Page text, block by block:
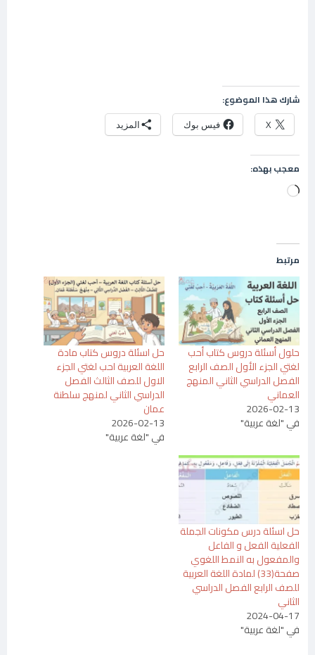
شارك هذا الموضوع:
X فيس بوك المزيد
معجب بهذه:
جاري
مرتبط
حلول أسئلة دروس كتاب أحب
لغتي الجزء الأول الصف الرابع
الفصل الدراسي الثاني المنهج
العماني
2026-02-13
في "لغة عربية"
حل اسئلة دروس كتاب مادة
اللغة العربية احب لغتي الجزء
الاول للصف الثالث الفصل
الدراسي الثاني لمنهج سلطنة
عمان
2026-02-13
في "لغة عربية"
حل اسئلة درس مكونات الجملة
الفعلية الفعل و الفاعل
والمفعول به النمط اللغوي
صفحة(33) لمادة اللغة العربية
للصف الرابع الفصل الدراسي
الثاني
2024-04-17
في "لغة عربية"